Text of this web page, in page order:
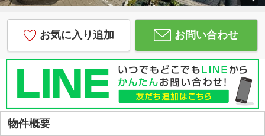
お気に入り追加 お問い合わせ
物件概要